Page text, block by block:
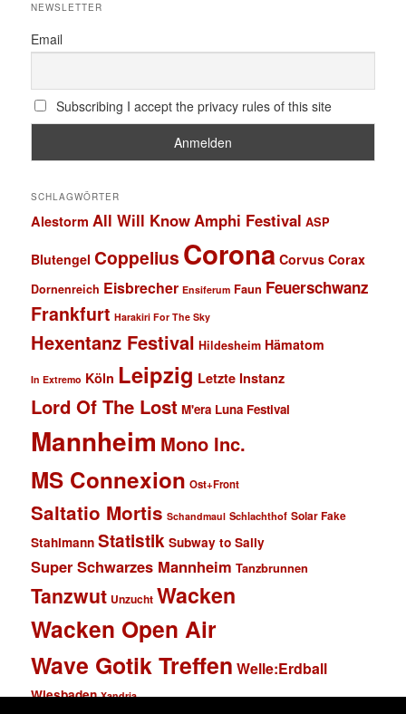
NEWSLETTER
Email
Subscribing I accept the privacy rules of this site
SCHLAGWÖRTER
Alestorm All Will KnowAmphi Festival ASP
Blutengel Coppelius Corona Corvus Corax
Dornenreich Eisbrecher Ensiferum Faun Feuerschwanz
Frankfurt Harakiri For The Sky
Hexentanz Festival Hildesheim Hämatom
In Extremo Köln Leipzig Letzte Instanz
Lord Of The Lost M'era Luna Festival
Mannheim Mono Inc.
MS Connexion Ost+Front
Saltatio Mortis Schandmaul Schlachthof Solar Fake
Stahlmann Statistik Subway to Sally
Super Schwarzes Mannheim Tanzbrunnen
Tanzwut Unzucht Wacken
Wacken Open Air
Wave Gotik Treffen Welle:Erdball
Wiesbaden Xandria